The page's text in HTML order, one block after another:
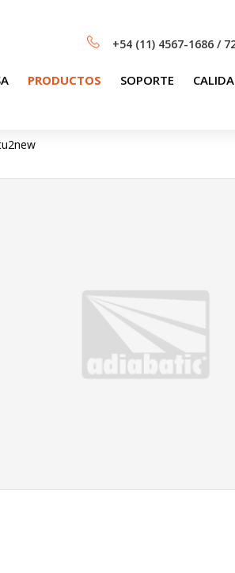
+54 (11) 4567-1686 /
PRODUCTOS SOPORTE